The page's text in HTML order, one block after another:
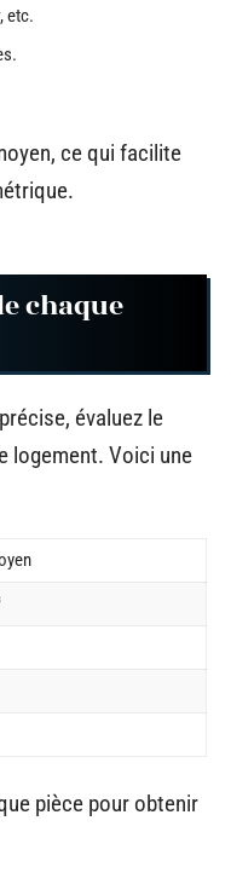
etc.
ce qui facilite
chaque
évaluez le
logement. Voici une
pièce pour obtenir